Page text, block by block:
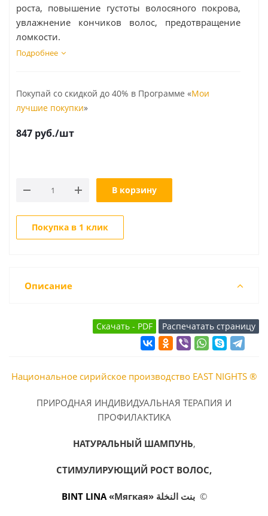
роста, повышение густоты волосяного покрова,
увлажнение кончиков волос, предотвращение
ломкости.
Подробнее
Покупай со скидкой до 40% в Программе «Мои
лучшие покупки»
847 руб./шт
В корзину
Покупка в 1 клик
Описание
Национальное сирийское производство EAST NIGHTS ®
ПРИРОДНАЯ ИНДИВИДУАЛЬНАЯ ТЕРАПИЯ И
ПРОФИЛАКТИКА
НАТУРАЛЬНЫЙ ШАМПУНЬ,
СТИМУЛИРУЮЩИЙ РОСТ ВОЛОС,
BINT LINA«Мягкая» بنت النخلة ©